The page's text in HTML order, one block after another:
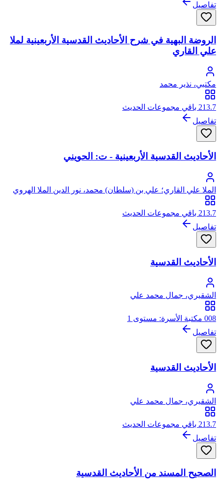
تفاصيل
الروضة البهية في شرح الأحاديث القدسية الأربعينية لملا
علي القاري
مكتبي، نذير محمد
213.7 باقي مجموعات الحديث
تفاصيل
الأحاديث القدسية الأربعينية - ت: الحويني
الملا علي القاري؛ علي بن (سلطان) محمد، نور الدين الملا الهروي
القاري
213.7 باقي مجموعات الحديث
تفاصيل
الأحاديث القدسية
الشقيري، جمال محمد علي
008 مكتبة الأسرة: مستوى 1
تفاصيل
الأحاديث القدسية
الشقيري، جمال محمد علي
213.7 باقي مجموعات الحديث
تفاصيل
الصحيح المسند من الأحاديث القدسية